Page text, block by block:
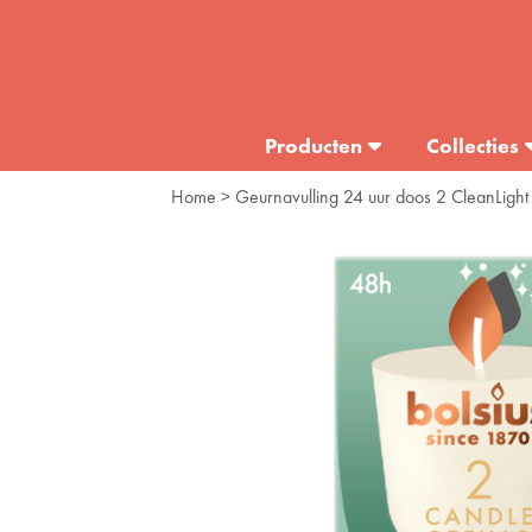
Producten Collecties
Home > Geurnavulling 24 uur doos 2 CleanLight